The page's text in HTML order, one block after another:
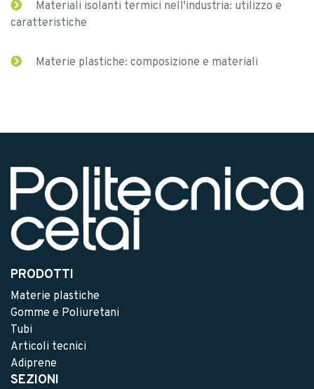
Materiali isolanti termici nell'industria: utilizzo e
caratteristiche
Materie plastiche: composizione e materiali
PRODOTTI
Materie plastiche
Gomme e Poliuretani
Tubi
Articoli tecnici
Adiprene
SEZIONI